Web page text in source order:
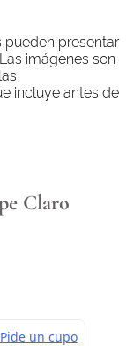
pueden presentar
imágenes son
incluye antes de
Claro